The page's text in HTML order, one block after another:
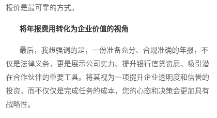
报价是最可靠的方式。
将年报费用转化为企业价值的视角
最后，我想强调的是，一份准备充分、合规准确的年报，不
仅是法律义务，更是展示公司实力、提升银行信贷资质、吸引潜
在合作伙伴的重要工具。将其视为一项提升企业透明度和信誉的
投资，而不仅仅是完成任务的成本，您的心态和决策会更加具有
战略性。